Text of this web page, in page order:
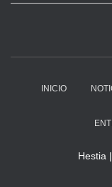
INICIO
Hestia